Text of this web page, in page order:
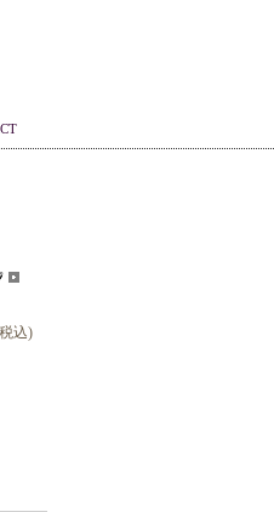
込)